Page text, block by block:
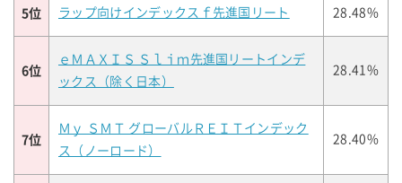
5位 ラップ向けインデックスｆ先進国リート 28.48%
6位
ｅＭＡＸＩＳ Ｓｌｉｍ先進国リートインデ
ックス（除く日本）
28.41%
7位
Ｍｙ ＳＭＴ グローバルＲＥＩＴインデック
ス（ノーロード）
28.40%